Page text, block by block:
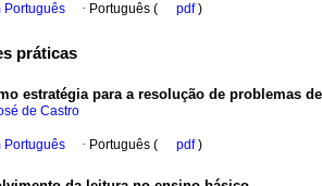
Português · Português ( pdf)
práticas
estratégia para a resolução de problemas
de Castro
Português · Português ( pdf)